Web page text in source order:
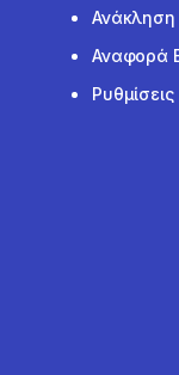
Ανάκληση
Αναφορά